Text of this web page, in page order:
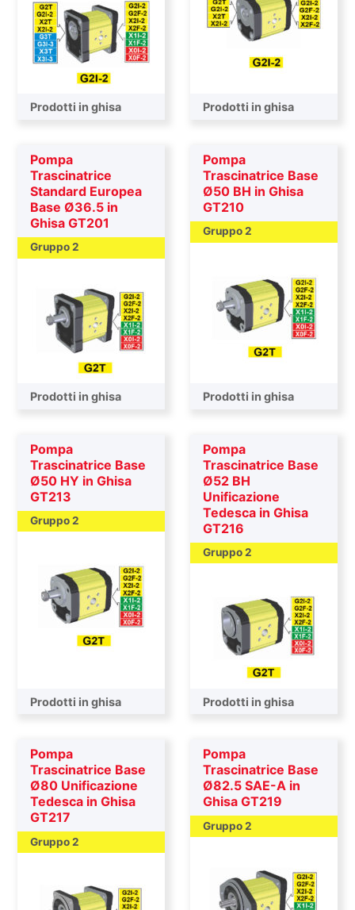
Pompa intermedia
Prodotti in ghisa Pompa intermedia
Prodotti in ghisa
Pompa
Trascinatrice
Standard Europea
Base Ø36.5 in
Ghisa GT201
Gruppo 2
Pompa trascinatrice
Prodotti in ghisa
Pompa
Trascinatrice Base
Ø50 BH in Ghisa
GT210
Gruppo 2
Pompa trascinatrice
Prodotti in ghisa
Pompa
Trascinatrice Base
Ø50 HY in Ghisa
GT213
Gruppo 2
Pompa trascinatrice
Prodotti in ghisa
Pompa
Trascinatrice Base
Ø52 BH
Unificazione
Tedesca in Ghisa
GT216
Gruppo 2
Pompa trascinatrice
Prodotti in ghisa
Pompa
Trascinatrice Base
Ø80 Unificazione
Tedesca in Ghisa
GT217
Gruppo 2
Pompa
Trascinatrice Base
Ø82.5 SAE-A in
Ghisa GT219
Gruppo 2